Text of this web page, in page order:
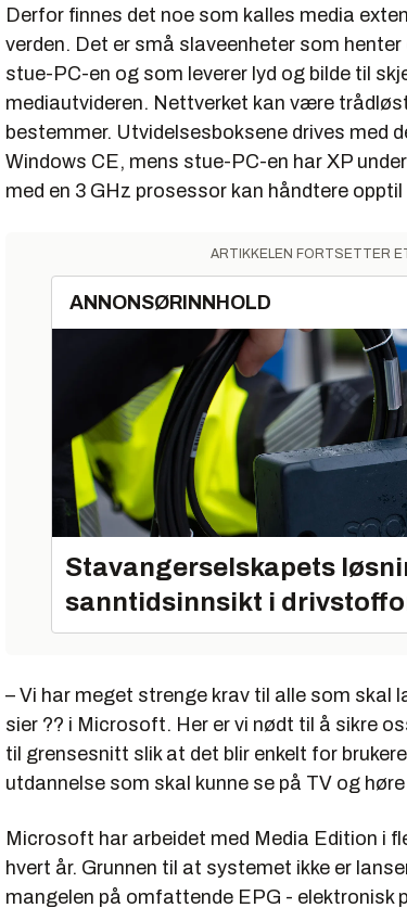
Derfor finnes det noe som kalles media
verden. Det er små slaveenheter som
stue-PC-en og som leverer lyd og bilde til
mediautvideren. Nettverket kan være
bestemmer. Utvidelsesboksene drives med
Windows CE, mens stue-PC-en har XP
med en 3 GHz prosessor kan håndtere
ARTIKKELEN FORTSETTER
ANNONSØRINNHOLD
Stavangerselskapets
sanntidsinnsikt i
– Vi har meget strenge krav til alle som skal
sier ?? i Microsoft. Her er vi nødt til å sikre
til grensesnitt slik at det blir enkelt for
utdannelse som skal kunne se på TV og
Microsoft har arbeidet med Media Edition i
hvert år. Grunnen til at systemet ikke er
mangelen på omfattende EPG - elektronisk